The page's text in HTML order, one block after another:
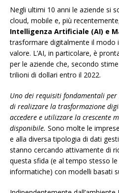
Negli ultimi 10 anni le aziende si
cloud, mobile e, più
Intelligenza Artificiale (AI) e
trasformare digitalmente il modo
valore. L’AI, in particolare, è
per le aziende che, secondo
trilioni di dollari entro il 2022.
Uno dei requisiti fondamentali per
di realizzare la trasformazione
accedere e utilizzare la crescente
disponibile. Sono molte le
e alla diversa tipologia di dati
stanno cercando attivamente di
questa sfida (e al tempo stesso
informatiche) con modelli basati